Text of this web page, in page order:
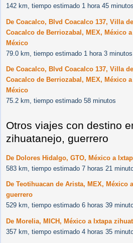
142 km, tiempo estimado 1 hora 45 minutos
De Coacalco, Blvd Coacalco 137, Villa
Coacalco de Berriozabal, MEX, México
México
79.0 km, tiempo estimado 1 hora 3 minutos
De Coacalco, Blvd Coacalco 137, Villa
Coacalco de Berriozabal, MEX, México
México
75.2 km, tiempo estimado 58 minutos
Otros viajes con destino
zihuatanejo, guerrero
De Dolores Hidalgo, GTO, México a
583 km, tiempo estimado 7 horas 21
De Teotihuacan de Arista, MEX, México
guerrero
529 km, tiempo estimado 6 horas 39
De Morelia, MICH, México a Ixtapa
357 km, tiempo estimado 4 horas 35